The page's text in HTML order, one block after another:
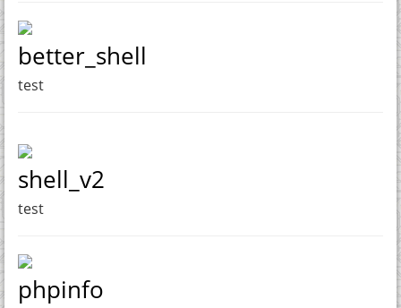
better_shell
test
shell_v2
test
phpinfo